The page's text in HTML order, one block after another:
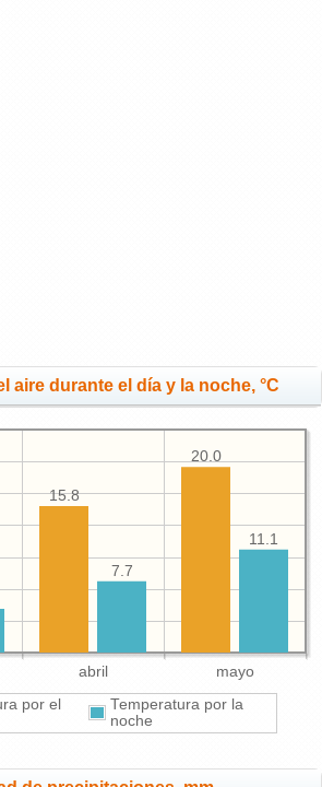
aire durante el día y la noche, °C
abril mayo
20.0
15.8
11.1
7.7
por el
Temperatura por la
noche